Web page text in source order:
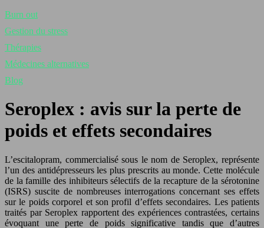
Burn out
Gestion du stress
Thérapies
Médecines alternatives
Blog
Seroplex : avis sur la perte de
poids et effets secondaires
L’escitalopram, commercialisé sous le nom de Seroplex, représente
l’un des antidépresseurs les plus prescrits au monde. Cette molécule
de la famille des inhibiteurs sélectifs de la recapture de la sérotonine
(ISRS) suscite de nombreuses interrogations concernant ses effets
sur le poids corporel et son profil d’effets secondaires. Les patients
traités par Seroplex rapportent des expériences contrastées, certains
évoquant une perte de poids significative tandis que d’autres